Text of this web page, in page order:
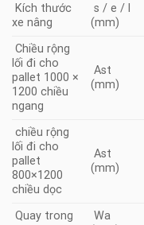
Kích thước
xe nâng
s / e / l
(mm)
Chiều rộng
lối đi cho
pallet 1000 ×
1200 chiều
ngang
Ast
(mm)
chiều rộng
lối đi cho
pallet
800×1200
chiều dọc
Ast
(mm)
Quay trong
Wa